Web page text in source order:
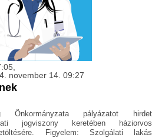
november 14. 09:27
Önkormányzata pályázatot hirdet
jogviszony keretében háziorvos
Figyelem: Szolgálati lakás